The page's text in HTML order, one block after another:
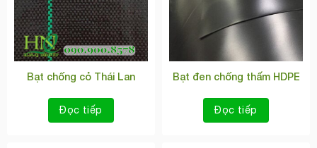
Bạt chống cỏ Thái Lan
Đọc tiếp
Bạt đen chống thấm HDPE
Đọc tiếp